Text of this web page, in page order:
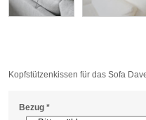
Kopfstützenkissen für das Sofa
Bezug *